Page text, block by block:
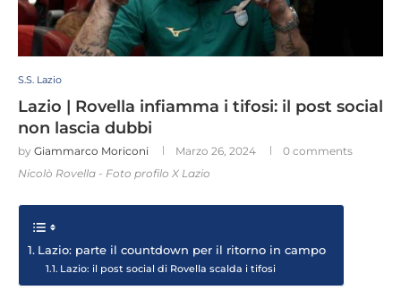
S.S. Lazio
Lazio | Rovella infiamma i tifosi: il post social
non lascia dubbi
by Giammarco Moriconi Marzo 26, 2024
0 comments
Nicolò Rovella - Foto profilo X Lazio
Lazio: parte il countdown per il ritorno in campo
Lazio: il post social di Rovella scalda i tifosi